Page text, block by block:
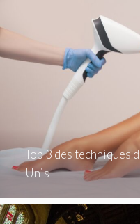
Top 3 des techniques
Unis